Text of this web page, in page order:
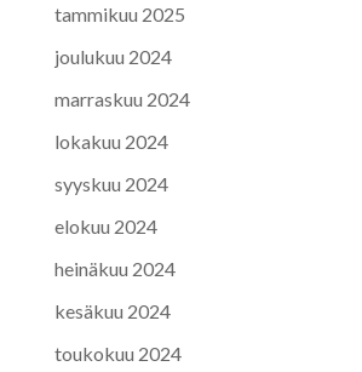
tammikuu 2025
joulukuu 2024
marraskuu 2024
lokakuu 2024
syyskuu 2024
elokuu 2024
heinäkuu 2024
kesäkuu 2024
toukokuu 2024